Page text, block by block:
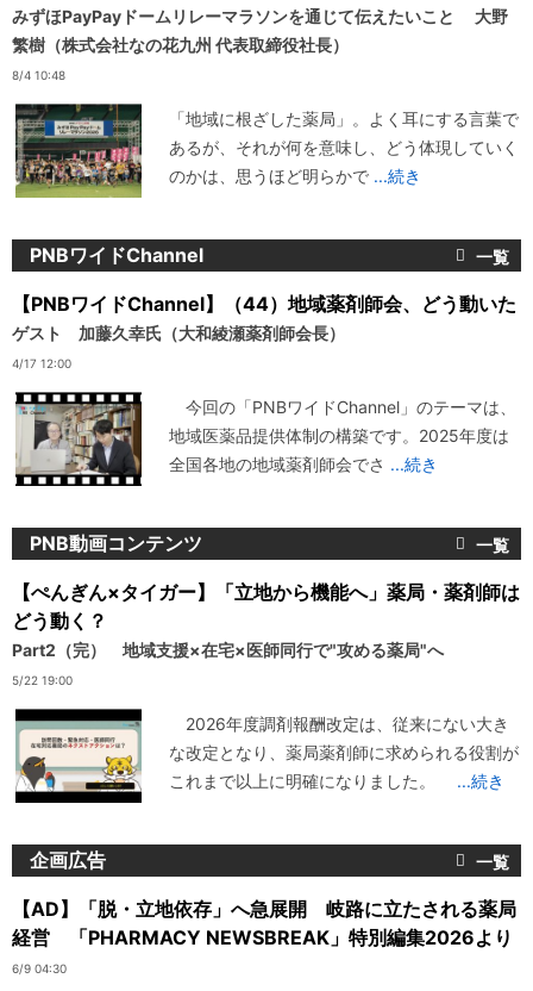
みずほPayPayドームリレーマラソンを通じて伝えたいこと 大野
繁樹（株式会社なの花九州 代表取締役社長）
8/4 10:48
「地域に根ざした薬局」。よく耳にする言葉で
あるが、それが何を意味し、どう体現していく
のかは、思うほど明らかで ...続き
PNBワイドChannel
【PNBワイドChannel】（44）地域薬剤師会、どう動いた
ゲスト 加藤久幸氏（大和綾瀬薬剤師会長）
4/17 12:00
今回の「PNBワイドChannel」のテーマは、
地域医薬品提供体制の構築です。2025年度は
全国各地の地域薬剤師会でさ ...続き
PNB動画コンテンツ
【ぺんぎん×タイガー】「立地から機能へ」薬局・薬剤師は
どう動く？
Part2（完） 地域支援×在宅×医師同行で"攻める薬局"へ
5/22 19:00
2026年度調剤報酬改定は、従来にない大き
な改定となり、薬局薬剤師に求められる役割が
これまで以上に明確になりました。
...続き
企画広告
【AD】「脱・立地依存」へ急展開 岐路に立たされる薬局
経営 「PHARMACY NEWSBREAK」特別編集2026より
6/9 04:30